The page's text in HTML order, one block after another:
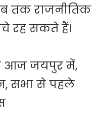
तक राजनीतिक
रह सकते हैं।
आज जयपुर में,
सभा से पहले